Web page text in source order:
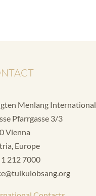
Menlang International
Pfarrgasse 3/3
Vienna
Europe
212 7000